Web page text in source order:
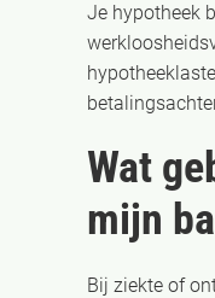
Je hypotheek
Wat
mijn
Bij ziekte of